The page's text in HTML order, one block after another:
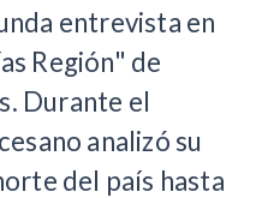
entrevista en
Región" de
Durante el
analizó su
del país hasta